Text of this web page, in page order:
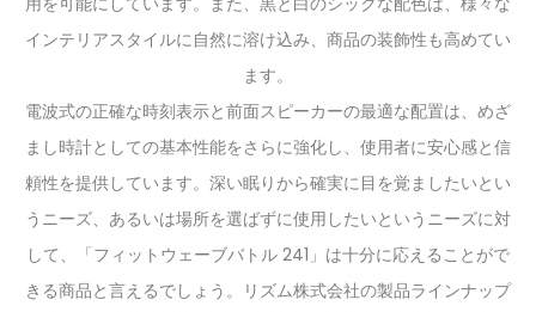
インテリアスタイルに自然に溶け込み、商品の装飾性も高めてい
ます。
電波式の正確な時刻表示と前面スピーカーの最適な配置は、めざ
まし時計としての基本性能をさらに強化し、使用者に安心感と信
頼性を提供しています。深い眠りから確実に目を覚ましたいとい
うニーズ、あるいは場所を選ばずに使用したいというニーズに対
して、「フィットウェーブバトル 241」は十分に応えることがで
きる商品と言えるでしょう。リズム株式会社の製品ラインナップ